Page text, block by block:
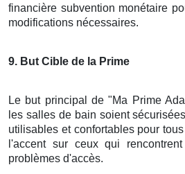
financière subvention monétaire
modifications nécessaires.
9. But Cible de la Prime
Le but principal de "Ma Prime
les salles de bain soient
utilisables et confortables pour
l'accent sur ceux qui
problèmes d'accès.